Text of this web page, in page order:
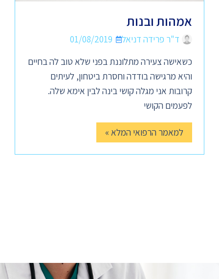
אמהות ובנות
ד"ר פרידה דניאל
01/08/2019
כשאישה צעירה מתלוננת בפני שלא טוב לה בחיים
והיא מרגישה בודדה וחסרת ביטחון, לעיתים
קרובות אני מגלה קושי בינה לבין אימא שלה.
לפעמים הקושי
למאמר הרפואי המלא »